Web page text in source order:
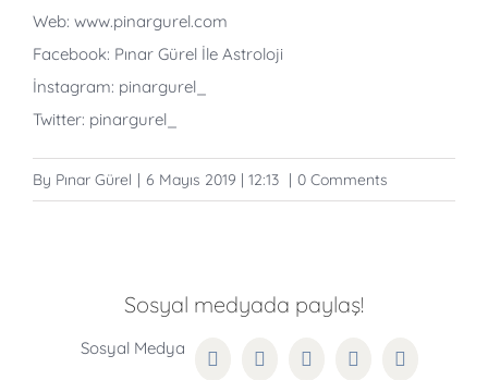
Web: www.pinargurel.com
Facebook: Pınar Gürel İle Astroloji
İnstagram: pinargurel_
Twitter: pinargurel_
By Pınar Gürel | 6 Mayıs 2019 | 12:13 | 0 Comments
Sosyal medyada paylaş!
FacebookTwitterRedditLinkedInWhatsApp